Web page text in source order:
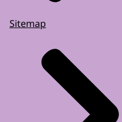
Sitemap